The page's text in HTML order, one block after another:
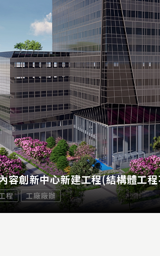
容創新中心新建工程(結構體工
程 工廠廠辦